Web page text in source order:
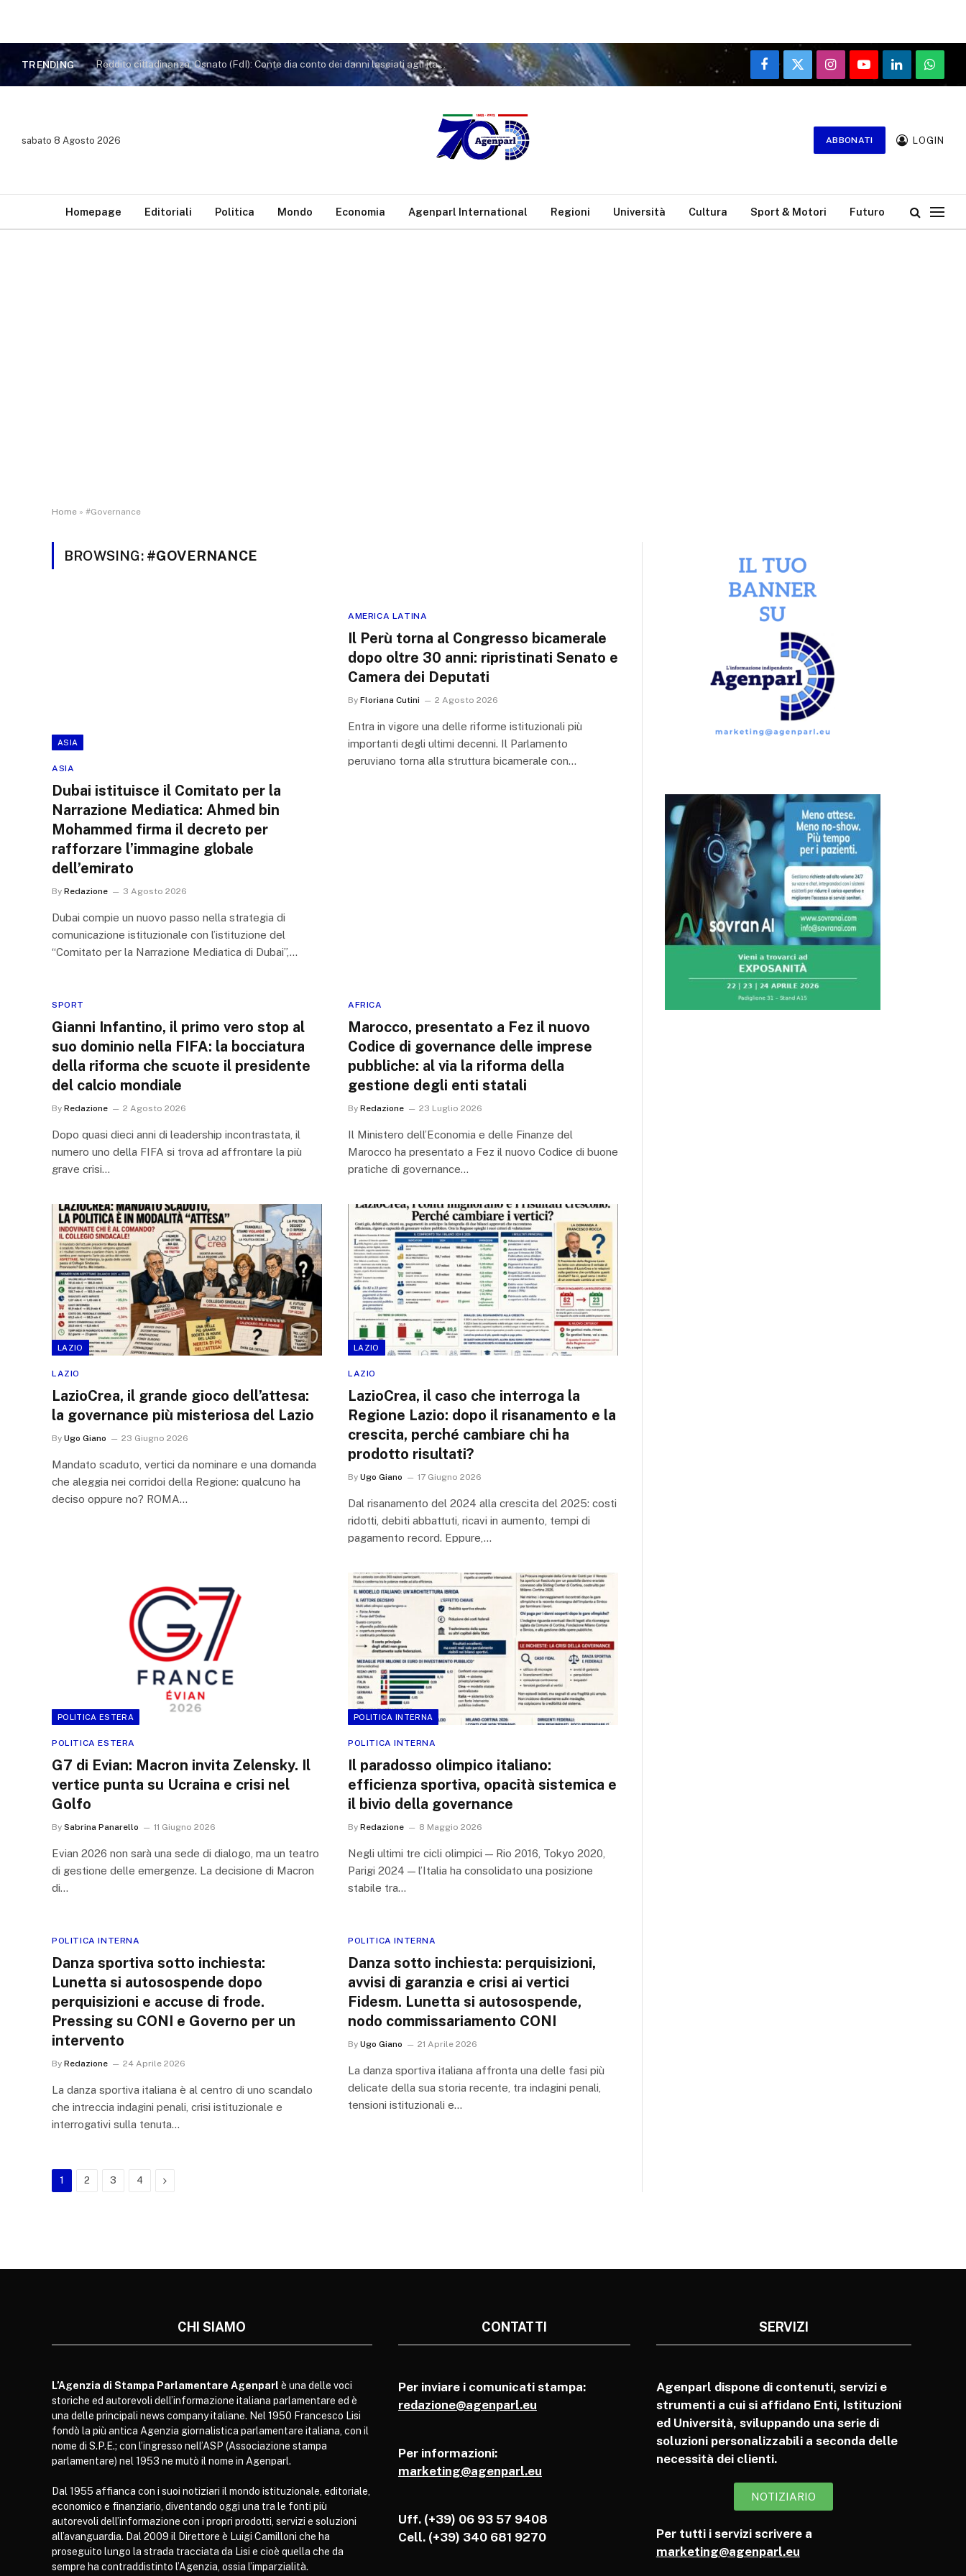
TRENDING Reddito cittadinanza, Osnato (FdI): Conte dia conto dei danni lasciati agli italiani
Facebook
X
(Twitter)
InstagramYouTubeLinkedIn
sabato 8 Agosto 2026 ABBONATI LOGIN
Homepage Editoriali Politica Mondo Economia Agenparl International Regioni Università Cultura Sport & Motori Futuro
Home » #Governance
BROWSING: #GOVERNANCE
ASIA
ASIA
Dubai istituisce il Comitato per la
Narrazione Mediatica: Ahmed bin
Mohammed firma il decreto per
rafforzare l’immagine globale
dell’emirato
By Redazione 3 Agosto 2026
Dubai compie un nuovo passo nella strategia di
comunicazione istituzionale con l’istituzione del
“Comitato per la Narrazione Mediatica di Dubai”,…
AMERICA LATINA
Il Perù torna al Congresso bicamerale
dopo oltre 30 anni: ripristinati Senato e
Camera dei Deputati
By Floriana Cutini 2 Agosto 2026
Entra in vigore una delle riforme istituzionali più
importanti degli ultimi decenni. Il Parlamento
peruviano torna alla struttura bicamerale con…
SPORT
Gianni Infantino, il primo vero stop al
suo dominio nella FIFA: la bocciatura
della riforma che scuote il presidente
del calcio mondiale
By Redazione 2 Agosto 2026
Dopo quasi dieci anni di leadership incontrastata, il
numero uno della FIFA si trova ad affrontare la più
grave crisi…
AFRICA
Marocco, presentato a Fez il nuovo
Codice di governance delle imprese
pubbliche: al via la riforma della
gestione degli enti statali
By Redazione 23 Luglio 2026
Il Ministero dell’Economia e delle Finanze del
Marocco ha presentato a Fez il nuovo Codice di buone
pratiche di governance…
LAZIO
LAZIO
LazioCrea, il grande gioco dell’attesa:
la governance più misteriosa del Lazio
By Ugo Giano 23 Giugno 2026
Mandato scaduto, vertici da nominare e una domanda
che aleggia nei corridoi della Regione: qualcuno ha
deciso oppure no? ROMA…
LAZIO
LAZIO
LazioCrea, il caso che interroga la
Regione Lazio: dopo il risanamento e la
crescita, perché cambiare chi ha
prodotto risultati?
By Ugo Giano 17 Giugno 2026
Dal risanamento del 2024 alla crescita del 2025: costi
ridotti, debiti abbattuti, ricavi in aumento, tempi di
pagamento record. Eppure,…
POLITICA ESTERA
POLITICA ESTERA
G7 di Evian: Macron invita Zelensky. Il
vertice punta su Ucraina e crisi nel
Golfo
By Sabrina Panarello 11 Giugno 2026
Evian 2026 non sarà una sede di dialogo, ma un teatro
di gestione delle emergenze. La decisione di Macron
di…
POLITICA INTERNA
POLITICA INTERNA
Il paradosso olimpico italiano:
efficienza sportiva, opacità sistemica e
il bivio della governance
By Redazione 8 Maggio 2026
Negli ultimi tre cicli olimpici — Rio 2016, Tokyo 2020,
Parigi 2024 — l’Italia ha consolidato una posizione
stabile tra…
POLITICA INTERNA
Danza sportiva sotto inchiesta:
Lunetta si autosospende dopo
perquisizioni e accuse di frode.
Pressing su CONI e Governo per un
intervento
By Redazione 24 Aprile 2026
La danza sportiva italiana è al centro di uno scandalo
che intreccia indagini penali, crisi istituzionale e
interrogativi sulla tenuta…
POLITICA INTERNA
Danza sotto inchiesta: perquisizioni,
avvisi di garanzia e crisi ai vertici
Fidesm. Lunetta si autosospende,
nodo commissariamento CONI
By Ugo Giano 21 Aprile 2026
La danza sportiva italiana affronta una delle fasi più
delicate della sua storia recente, tra indagini penali,
tensioni istituzionali e…
1 2 3 4 Next
CHI SIAMO
L’Agenzia di Stampa Parlamentare Agenparl è una delle voci
storiche ed autorevoli dell’informazione italiana parlamentare ed è
una delle principali news company italiane. Nel 1950 Francesco Lisi
fondò la più antica Agenzia giornalistica parlamentare italiana, con il
nome di S.P.E.; con l’ingresso nell’ASP (Associazione stampa
parlamentare) nel 1953 ne mutò il nome in Agenparl.
Dal 1955 affianca con i suoi notiziari il mondo istituzionale, editoriale,
economico e finanziario, diventando oggi una tra le fonti più
autorevoli dell’informazione con i propri prodotti, servizi e soluzioni
all’avanguardia. Dal 2009 il Direttore è Luigi Camilloni che ha
proseguito lungo la strada tracciata da Lisi e cioè quella che da
sempre ha contraddistinto l’Agenzia, ossia l’imparzialità.
CONTATTI
Per inviare i comunicati stampa:
redazione@agenparl.eu
Per informazioni:
marketing@agenparl.eu
Uff. (+39) 06 93 57 9408
Cell. (+39) 340 681 9270
SERVIZI
Agenparl dispone di contenuti, servizi e
strumenti a cui si affidano Enti, Istituzioni
ed Università, sviluppando una serie di
soluzioni personalizzabili a seconda delle
necessità dei clienti.
NOTIZIARIO
Per tutti i servizi scrivere a
marketing@agenparl.eu